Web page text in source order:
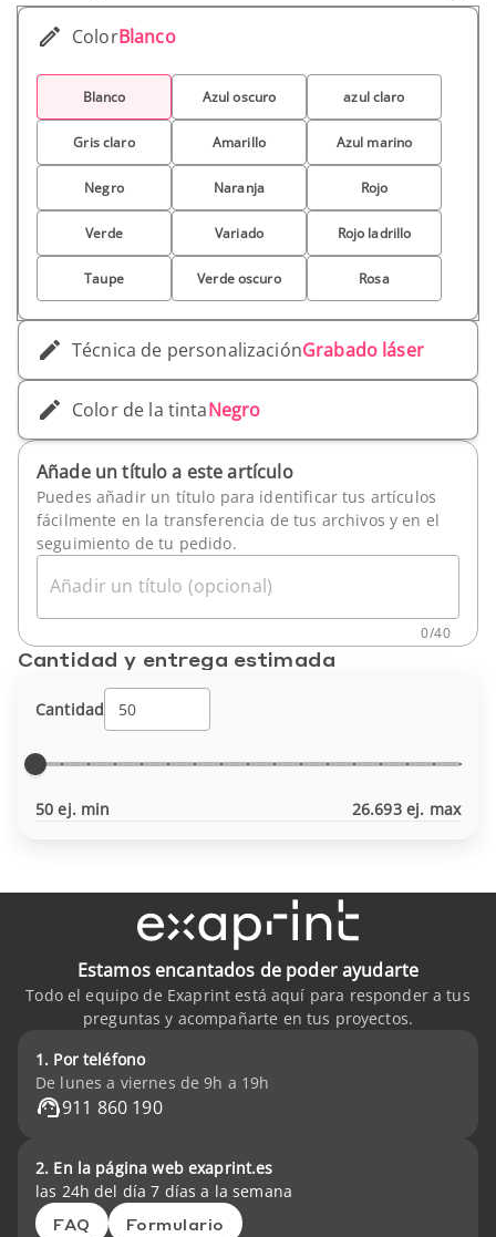
ColorBlanco
Blanco Azul oscuro azul claro
Gris claro Amarillo Azul marino
Negro Naranja Rojo
Verde Variado Rojo ladrillo
Taupe Verde oscuro Rosa
Técnica de personalizaciónGrabado láser
Color de la tintaNegro
Añade un título a este artículo
Puedes añadir un título para identificar tus artículos
fácilmente en la transferencia de tus archivos y en el
seguimiento de tu pedido.
Añadir un título (opcional)
0/40
Cantidad y entrega estimada
Cantidad
50 ej. min 26.693 ej. max
Estamos encantados de poder ayudarte
Todo el equipo de Exaprint está aquí para responder a tus
preguntas y acompañarte en tus proyectos.
1. Por teléfono
De lunes a viernes de 9h a 19h
911 860 190
2. En la página web exaprint.es
las 24h del día 7 días a la semana
FAQ Formulario